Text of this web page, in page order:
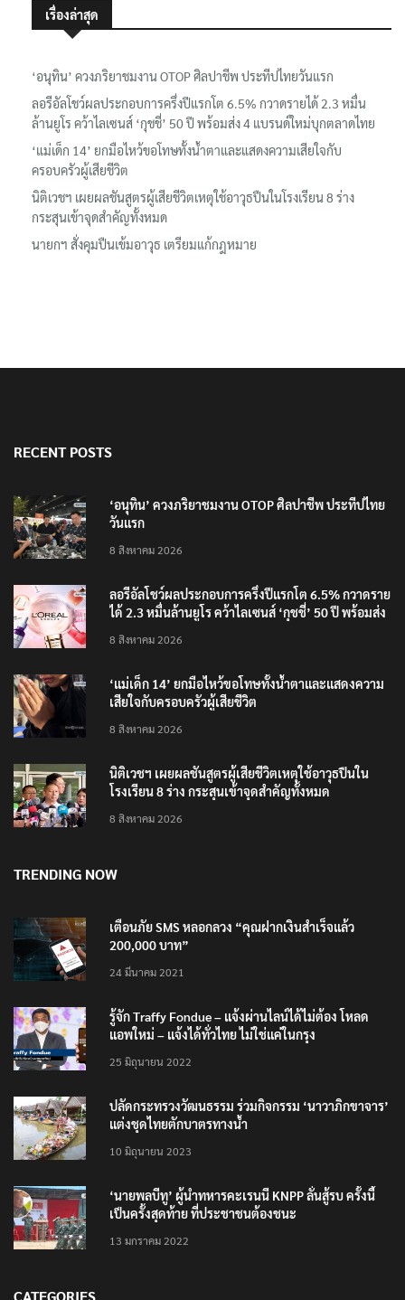
เรื่องล่าสุด
‘อนุทิน’ ควงภริยาชมงาน OTOP ศิลปาชีพ ประทีปไทยวันแรก
ลอรีอัลโชว์ผลประกอบการครึ่งปีแรกโต 6.5% กวาดรายได้ 2.3 หมื่น
ล้านยูโร คว้าไลเซนส์ ‘กุชชี่’ 50 ปี พร้อมส่ง 4 แบรนด์ใหม่บุกตลาดไทย
‘แม่เด็ก 14’ ยกมือไหว้ขอโทษทั้งน้ำตาและแสดงความเสียใจกับ
ครอบครัวผู้เสียชีวิต
นิติเวชฯ เผยผลชันสูตรผู้เสียชีวิตเหตุใช้อาวุธปืนในโรงเรียน 8 ร่าง
กระสุนเข้าจุดสำคัญทั้งหมด
นายกฯ สั่งคุมปืนเข้มอาวุธ เตรียมแก้กฎหมาย
RECENT POSTS
‘อนุทิน’ ควงภริยาชมงาน OTOP ศิลปาชีพ ประทีปไทย
วันแรก
8 สิงหาคม 2026
ลอรีอัลโชว์ผลประกอบการครึ่งปีแรกโต 6.5% กวาดราย
ได้ 2.3 หมื่นล้านยูโร คว้าไลเซนส์ ‘กุชชี่’ 50 ปี พร้อมส่ง
8 สิงหาคม 2026
‘แม่เด็ก 14’ ยกมือไหว้ขอโทษทั้งน้ำตาและแสดงความ
เสียใจกับครอบครัวผู้เสียชีวิต
8 สิงหาคม 2026
นิติเวชฯ เผยผลชันสูตรผู้เสียชีวิตเหตุใช้อาวุธปืนใน
โรงเรียน 8 ร่าง กระสุนเข้าจุดสำคัญทั้งหมด
8 สิงหาคม 2026
TRENDING NOW
เตือนภัย SMS หลอกลวง “คุณฝากเงินสำเร็จแล้ว
200,000 บาท”
24 มีนาคม 2021
รู้จัก Traffy Fondue – แจ้งผ่านไลน์ได้ไม่ต้อง โหลด
แอพใหม่ – แจ้งได้ทั่วไทย ไม่ใช่แค่ในกรุง
25 มิถุนายน 2022
ปลัดกระทรวงวัฒนธรรม ร่วมกิจกรรม ‘นาวาภิกขาจาร’
แต่งชุดไทยตักบาตรทางน้ำ
10 มิถุนายน 2023
‘นายพลบีทู’ ผู้นำทหารคะเรนนี KNPP ลั่นสู้รบ ครั้งนี้
เป็นครั้งสุดท้าย ที่ประชาชนต้องชนะ
13 มกราคม 2022